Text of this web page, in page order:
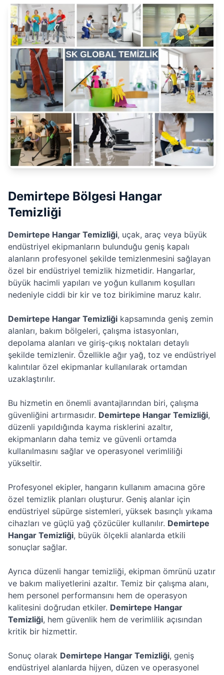
Demirtepe Bölgesi Hangar
Temizliği
Demirtepe Hangar Temizliği, uçak, araç veya büyük
endüstriyel ekipmanların bulunduğu geniş kapalı
alanların profesyonel şekilde temizlenmesini sağlayan
özel bir endüstriyel temizlik hizmetidir. Hangarlar,
büyük hacimli yapıları ve yoğun kullanım koşulları
nedeniyle ciddi bir kir ve toz birikimine maruz kalır.
Demirtepe Hangar Temizliği kapsamında geniş zemin
alanları, bakım bölgeleri, çalışma istasyonları,
depolama alanları ve giriş-çıkış noktaları detaylı
şekilde temizlenir. Özellikle ağır yağ, toz ve endüstriyel
kalıntılar özel ekipmanlar kullanılarak ortamdan
uzaklaştırılır.
Bu hizmetin en önemli avantajlarından biri, çalışma
güvenliğini artırmasıdır. Demirtepe Hangar Temizliği,
düzenli yapıldığında kayma risklerini azaltır,
ekipmanların daha temiz ve güvenli ortamda
kullanılmasını sağlar ve operasyonel verimliliği
yükseltir.
Profesyonel ekipler, hangarın kullanım amacına göre
özel temizlik planları oluşturur. Geniş alanlar için
endüstriyel süpürge sistemleri, yüksek basınçlı yıkama
cihazları ve güçlü yağ çözücüler kullanılır. Demirtepe
Hangar Temizliği, büyük ölçekli alanlarda etkili
sonuçlar sağlar.
Ayrıca düzenli hangar temizliği, ekipman ömrünü uzatır
ve bakım maliyetlerini azaltır. Temiz bir çalışma alanı,
hem personel performansını hem de operasyon
kalitesini doğrudan etkiler. Demirtepe Hangar
Temizliği, hem güvenlik hem de verimlilik açısından
kritik bir hizmettir.
Sonuç olarak Demirtepe Hangar Temizliği, geniş
endüstriyel alanlarda hijyen, düzen ve operasyonel